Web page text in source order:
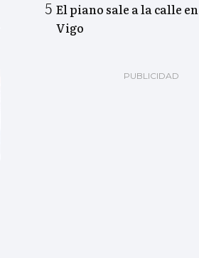
El piano sale a la calle en
Vigo